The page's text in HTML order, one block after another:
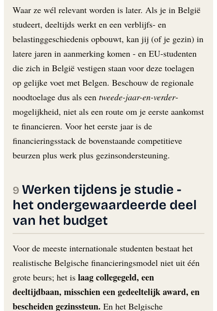
Waar ze wél relevant worden is later. Als je in België
studeert, deeltijds werkt en een verblijfs- en
belastinggeschiedenis opbouwt, kan jij (of je gezin) in
latere jaren in aanmerking komen - en EU-studenten
die zich in België vestigen staan voor deze toelagen
op gelijke voet met Belgen. Beschouw de regionale
noodtoelage dus als een tweede-jaar-en-verder-
mogelijkheid, niet als een route om je eerste aankomst
te financieren. Voor het eerste jaar is de
financieringsstack de bovenstaande competitieve
beurzen plus werk plus gezinsondersteuning.
Werken tijdens je studie -
het ondergewaardeerde deel
van het budget
Voor de meeste internationale studenten bestaat het
realistische Belgische financieringsmodel niet uit één
grote beurs; het is laag collegegeld, een
deeltijdbaan, misschien een gedeeltelijk award, en
bescheiden gezinssteun. En het Belgische